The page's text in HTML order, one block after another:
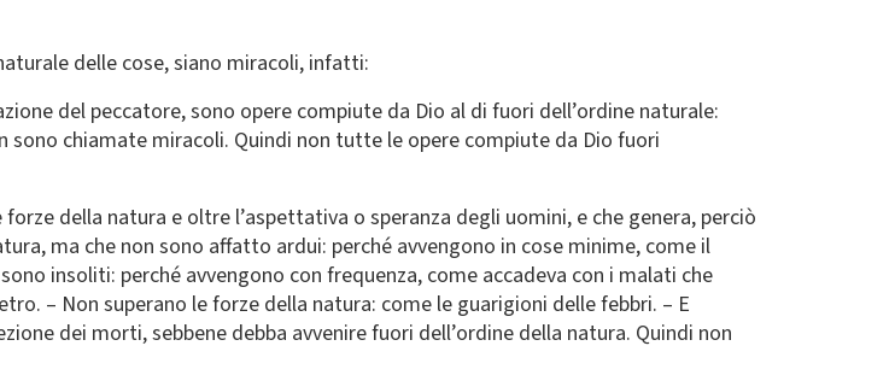
delle cose, siano miracoli, infatti:
del peccatore, sono opere compiute da Dio al di fuori dell’ordine naturale:
chiamate miracoli. Quindi non tutte le opere compiute da Dio fuori
della natura e oltre l’aspettativa o speranza degli uomini, e che genera, perciò
ma che non sono affatto ardui: perché avvengono in cose minime, come il
insoliti: perché avvengono con frequenza, come accadeva con i malati che
– Non superano le forze della natura: come le guarigioni delle febbri. – E
dei morti, sebbene debba avvenire fuori dell’ordine della natura. Quindi non